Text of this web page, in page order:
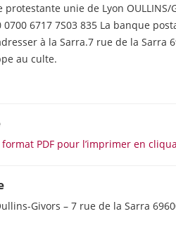
protestante unie de Lyon OULLINS/
0700 6717 7S03 835 La banque
à la Sarra.7 rue de la Sarra
au culte.
PDF pour l’imprimer en
Givors – 7 rue de la Sarra